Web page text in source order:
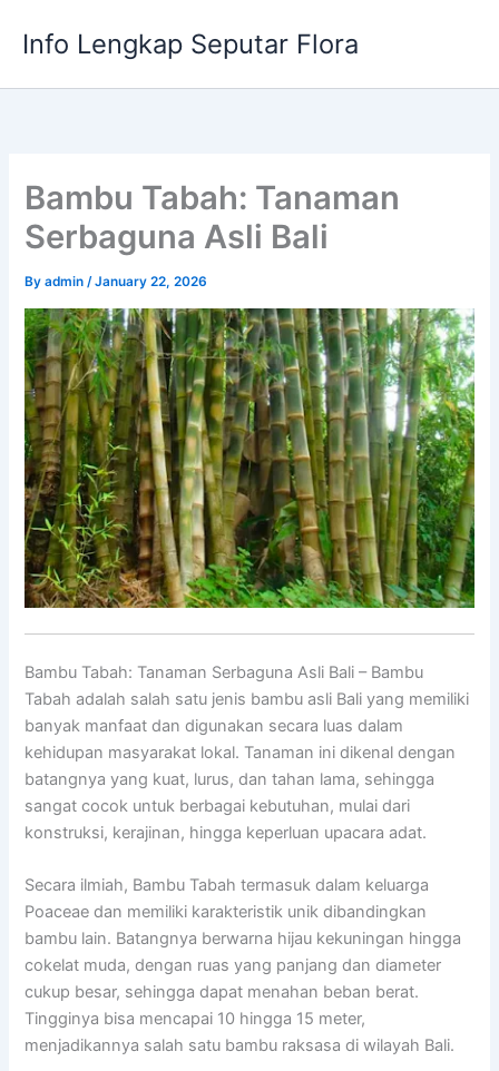
Info Lengkap Seputar Flora
Bambu Tabah: Tanaman
Serbaguna Asli Bali
Byadmin/January 22, 2026
Bambu Tabah: Tanaman Serbaguna Asli Bali – Bambu
Tabah adalah salah satu jenis bambu asli Bali yang memiliki
banyak manfaat dan digunakan secara luas dalam
kehidupan masyarakat lokal. Tanaman ini dikenal dengan
batangnya yang kuat, lurus, dan tahan lama, sehingga
sangat cocok untuk berbagai kebutuhan, mulai dari
konstruksi, kerajinan, hingga keperluan upacara adat.
Secara ilmiah, Bambu Tabah termasuk dalam keluarga
Poaceae dan memiliki karakteristik unik dibandingkan
bambu lain. Batangnya berwarna hijau kekuningan hingga
cokelat muda, dengan ruas yang panjang dan diameter
cukup besar, sehingga dapat menahan beban berat.
Tingginya bisa mencapai 10 hingga 15 meter,
menjadikannya salah satu bambu raksasa di wilayah Bali.